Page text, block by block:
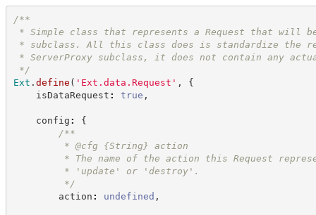
/**
* Simple class that represents a Request that will be
* subclass. All this class does is standardize the
* ServerProxy subclass, it does not contain any
*/
Ext . define ( ' Ext.data.Request ' ,
{
isDataRequest : true ,
config :
{
/**
* @cfg {String}
action
* The name of the action this Request
* 'update' or 'destroy'.
*/
action : undefined ,